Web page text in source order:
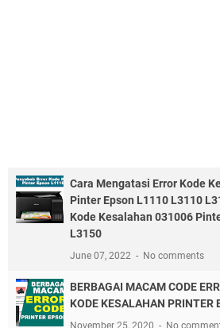
Cara Mengatasi Error Kode
Pinter Epson L1110 L3110
Kode Kesalahan 031006
L3150
June 07, 2022 No comments
BERBAGAI MACAM CODE
KODE KESALAHAN PRINTER